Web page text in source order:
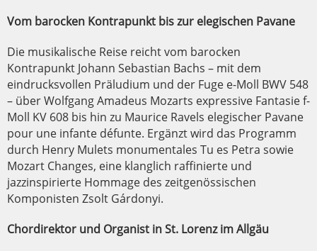
Vom barocken Kontrapunkt bis zur elegischen Pavane
Die musikalische Reise reicht vom barocken
Kontrapunkt Johann Sebastian Bachs – mit dem
eindrucksvollen Präludium und der Fuge e-Moll BWV 548
– über Wolfgang Amadeus Mozarts expressive Fantasie f-
Moll KV 608 bis hin zu Maurice Ravels elegischer Pavane
pour une infante défunte. Ergänzt wird das Programm
durch Henry Mulets monumentales Tu es Petra sowie
Mozart Changes, eine klanglich raffinierte und
jazzinspirierte Hommage des zeitgenössischen
Komponisten Zsolt Gárdonyi.
Chordirektor und Organist in St. Lorenz im Allgäu